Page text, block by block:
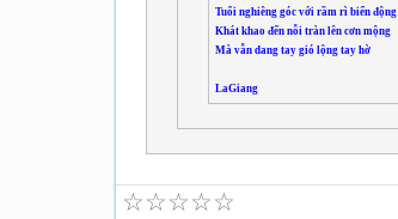
Tuổi nghiêng góc với rầm rì biển động
Khát khao đến nỗi tràn lên cơn mộng
Mà vẫn dang tay gió lộng tay hờ
LaGiang
☆
☆
☆
☆
☆